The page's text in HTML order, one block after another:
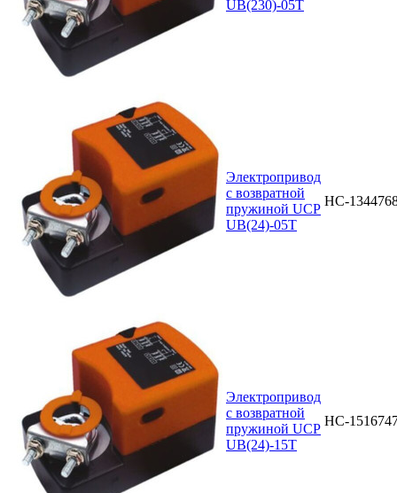
UB(230)-05T
Электропривод
с возвратной
пружиной UCP
UB(24)-05T
НС-
Электропривод
с возвратной
пружиной UCP
UB(24)-15T
НС-